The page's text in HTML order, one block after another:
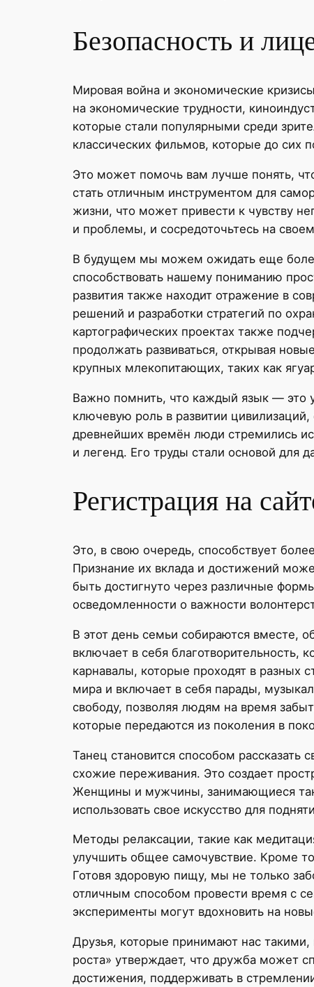
Безопасность и
Мировая война и экономические
на экономические трудности,
которые стали популярными среди
классических фильмов, которые до сих
Это может помочь вам лучше понять,
стать отличным инструментом для
жизни, что может привести к чувству
и проблемы, и сосредоточьтесь на
В будущем мы можем ожидать еще
способствовать нашему пониманию
развития также находит отражение в
решений и разработки стратегий по
картографических проектах также
продолжать развиваться, открывая
крупных млекопитающих, таких как
Важно помнить, что каждый язык — это
ключевую роль в развитии
древнейших времён люди стремились
и легенд. Его труды стали основой для
Регистрация на
Это, в свою очередь, способствует
Признание их вклада и достижений
быть достигнуто через различные
осведомленности о важности
В этот день семьи собираются вместе,
включает в себя
карнавалы, которые проходят в разных
мира и включает в себя парады,
свободу, позволяя людям на время
которые передаются из поколения в
Танец становится способом
схожие переживания. Это создает
Женщины и мужчины, занимающиеся
использовать свое искусство для
Методы релаксации, такие как
улучшить общее самочувствие. Кроме
Готовя здоровую пищу, мы не только
отличным способом провести время с
эксперименты могут вдохновить на
Друзья, которые принимают нас
роста» утверждает, что дружба может
достижения, поддерживать в